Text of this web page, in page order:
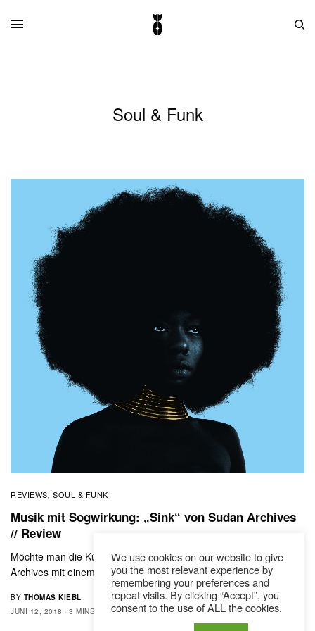
Soul & Funk
REVIEWS, SOUL & FUNK
Musik mit Sogwirkung: „Sink“ von Sudan Archives
// Review
Möchte man die Künstlerbiografie von Brittney Parks aka Sudan
Archives mit einem Wort beschreiben, „Selbstinitiative“…
BY THOMAS KIEBL
JUNI 12, 2018
3 MINS READ 0 SHARES
We use cookies on our website to give
you the most relevant experience by
remembering your preferences and
repeat visits. By clicking “Accept”, you
consent to the use of ALL the cookies.